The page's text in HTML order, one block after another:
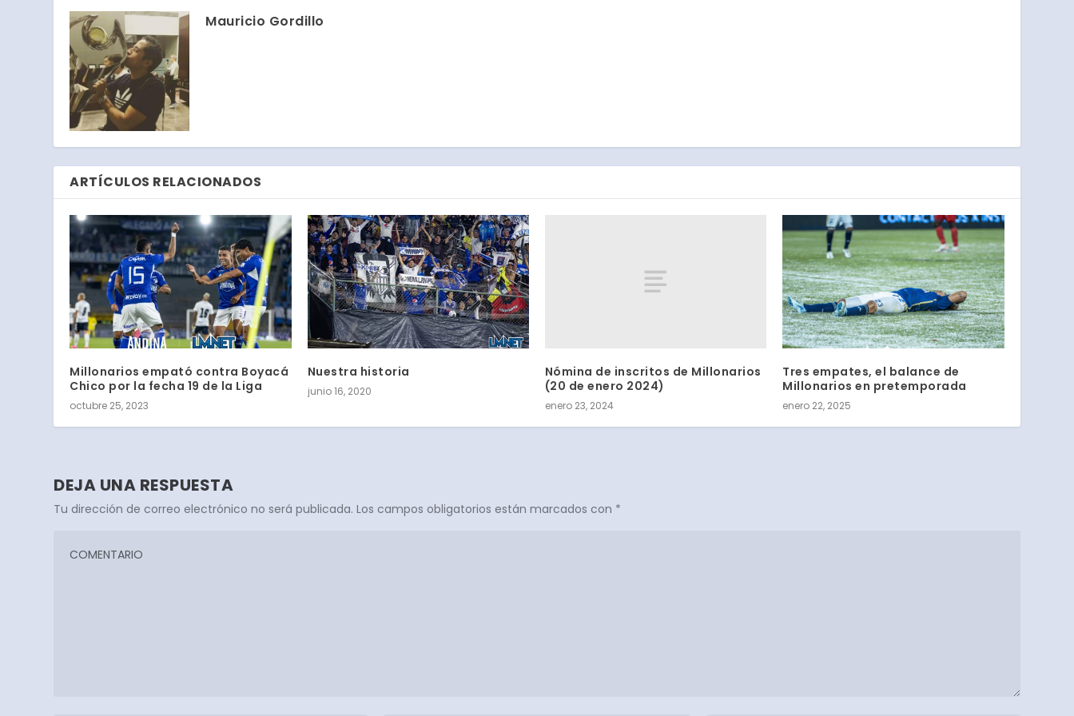
Mauricio Gordillo
ARTÍCULOS RELACIONADOS
Millonarios empató contra Boyacá
Chico por la fecha 19 de la Liga
octubre 25, 2023
Nuestra historia
junio 16, 2020
Nómina de inscritos de Millonarios
(20 de enero 2024)
enero 23, 2024
Tres empates, el balance de
Millonarios en pretemporada
enero 22, 2025
DEJA UNA RESPUESTA
Tu dirección de correo electrónico no será publicada. Los campos obligatorios están marcados con *